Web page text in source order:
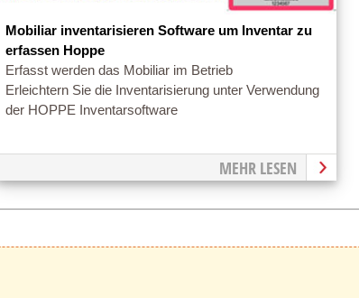
Mobiliar inventarisieren Software um Inventar zu
erfassen Hoppe
Erfasst werden das Mobiliar im Betrieb
Erleichtern Sie die Inventarisierung unter Verwendung
der HOPPE Inventarsoftware
MEHR LESEN